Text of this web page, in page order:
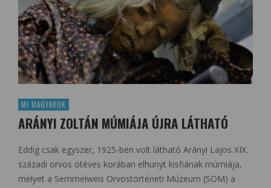
MI MAGYAROK
ARÁNYI ZOLTÁN MÚMIÁJA ÚJRA LÁTHATÓ
Eddig csak egyszer, 1925-ben volt látható Arányi Lajos XIX.
századi orvos ötéves korában elhunyt kisfiának múmiája,
melyet a Semmelweis Orvostörténeti Múzeum (SOM) a